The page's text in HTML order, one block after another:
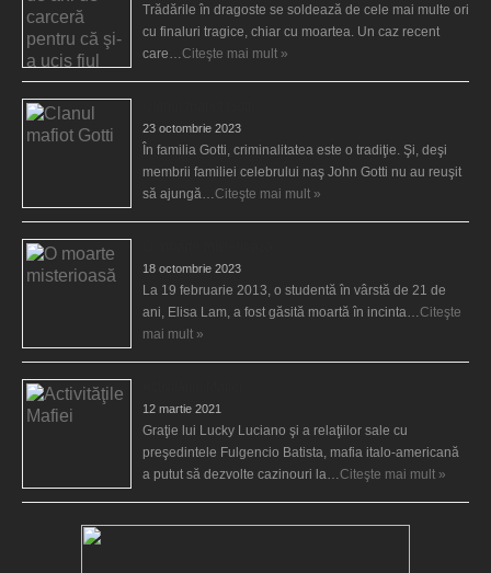
Trădările în dragoste se soldează de cele mai multe ori
cu finaluri tragice, chiar cu moartea. Un caz recent
care… Citeşte mai mult »
23 octombrie 2023
În familia Gotti, criminalitatea este o tradiţie. Şi, deşi
membrii familiei celebrului naş John Gotti nu au reuşit
să ajungă… Citeşte mai mult »
18 octombrie 2023
La 19 februarie 2013, o studentă în vârstă de 21 de
ani, Elisa Lam, a fost găsită moartă în incinta… Citeşte
mai mult »
12 martie 2021
Graţie lui Lucky Luciano şi a relaţiilor sale cu
preşedintele Fulgencio Batista, mafia italo-americană
a putut să dezvolte cazinouri la… Citeşte mai mult »